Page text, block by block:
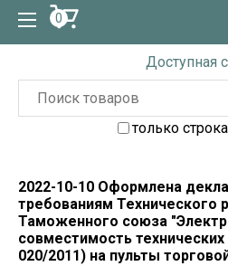
0
Доступная
только
2022-10-10 Оформлена
требованиям Технического
Таможенного союза
совместимость
020/2011) на пульты